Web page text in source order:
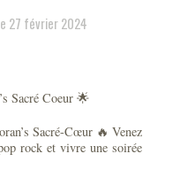
27 février 2024
Sacré Coeur 🌟
Sacré-Cœur 🔥 Venez
rock et vivre une soirée